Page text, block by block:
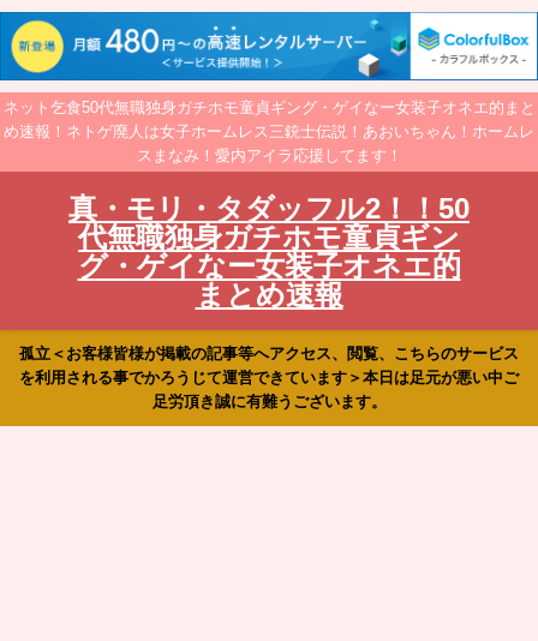
ネット乞食50代無職独身ガチホモ童貞ギング・ゲイなー女装子オネエ的まと
め速報！ネトゲ廃人は女子ホームレス三銃士伝説！あおいちゃん！ホームレ
スまなみ！愛内アイラ応援してます！
真・モリ・タダッフル2！！50
代無職独身ガチホモ童貞ギン
グ・ゲイなー女装子オネエ的
まとめ速報
孤立＜お客様皆様が掲載の記事等へアクセス、閲覧、こちらのサービス
を利用される事でかろうじて運営できています＞本日は足元が悪い中ご
足労頂き誠に有難うございます。